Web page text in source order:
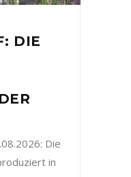
DIE
Die
in